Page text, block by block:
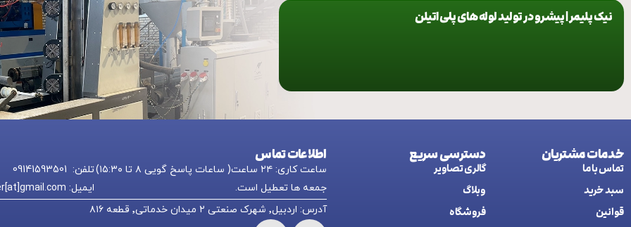
نیک پلیمر | پیشرو در تولید لوله های پلی اتیلن
خدمات مشتریان
تماس با ما
سبد خرید
قوانین
دسترسی سریع
گالری تصاویر
وبلاگ
فروشگاه
اطلاعات تماس
ساعت کاری: ۲۴ ساعت( ساعات پاسخ گویی ۸ تا ۱۵:۳۰)
جمعه ها تعطیل است.
تلفن: 09141593501
ایمیل: nikkpolymer[at]gmail.com
آدرس: اردبیل٬ شهرک صنعتی ۲ میدان خدماتی٬ قطعه ۸۱۶